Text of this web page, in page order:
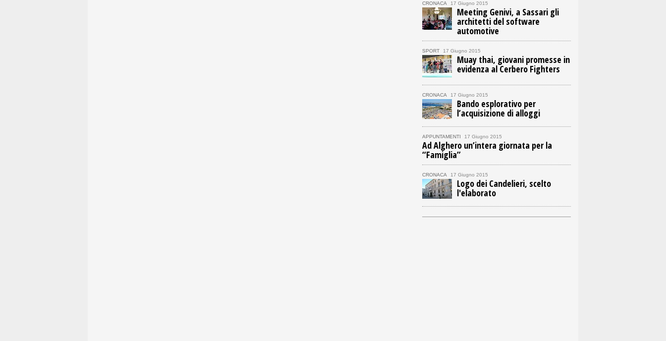
CRONACA 17 Giugno 2015
Meeting Genivi, a Sassari gli
architetti del software
automotive
SPORT 17 Giugno 2015
Muay thai, giovani promesse in
evidenza al Cerbero Fighters
CRONACA 17 Giugno 2015
Bando esplorativo per
l’acquisizione di alloggi
APPUNTAMENTI 17 Giugno 2015
Ad Alghero un’intera giornata per la
“Famiglia”
CRONACA 17 Giugno 2015
Logo dei Candelieri, scelto
l'elaborato